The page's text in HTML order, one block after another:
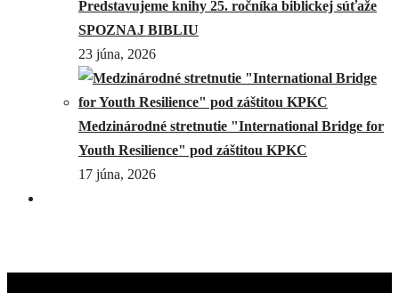
Predstavujeme knihy 25. ročníka biblickej súťaže
SPOZNAJ BIBLIU
23 júna, 2026
Medzinárodné stretnutie "International Bridge for
Youth Resilience" pod záštitou KPKC
17 júna, 2026